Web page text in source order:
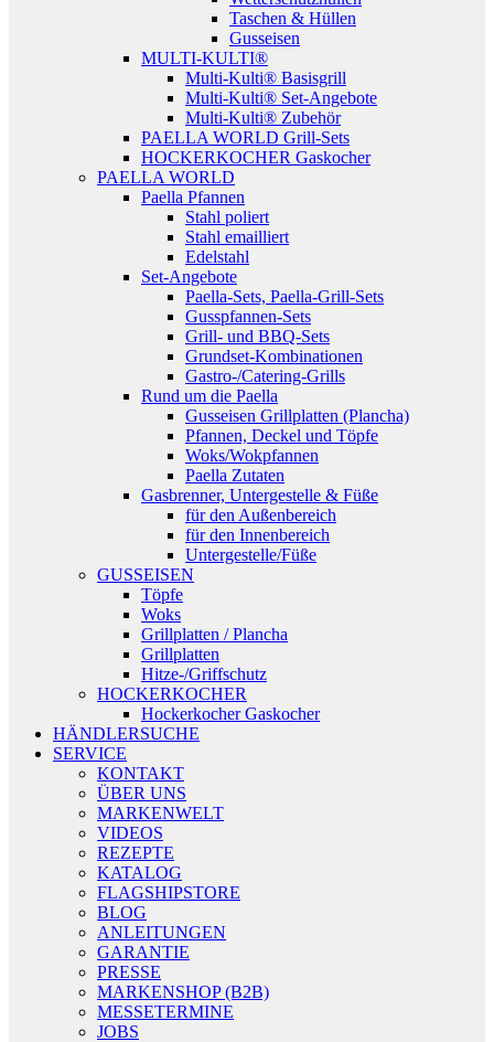
Taschen & Hüllen
Gusseisen
MULTI-KULTI®
Multi-Kulti® Basisgrill
Multi-Kulti® Set-Angebote
Multi-Kulti® Zubehör
PAELLA WORLD Grill-Sets
HOCKERKOCHER Gaskocher
PAELLA WORLD
Paella Pfannen
Stahl poliert
Stahl emailliert
Edelstahl
Set-Angebote
Paella-Sets, Paella-Grill-Sets
Gusspfannen-Sets
Grill- und BBQ-Sets
Grundset-Kombinationen
Gastro-/Catering-Grills
Rund um die Paella
Gusseisen Grillplatten (Plancha)
Pfannen, Deckel und Töpfe
Woks/Wokpfannen
Paella Zutaten
Gasbrenner, Untergestelle & Füße
für den Außenbereich
für den Innenbereich
Untergestelle/Füße
GUSSEISEN
Töpfe
Woks
Grillplatten / Plancha
Grillplatten
Hitze-/Griffschutz
HOCKERKOCHER
Hockerkocher Gaskocher
HÄNDLERSUCHE
SERVICE
KONTAKT
ÜBER UNS
MARKENWELT
VIDEOS
REZEPTE
KATALOG
FLAGSHIPSTORE
BLOG
ANLEITUNGEN
GARANTIE
PRESSE
MARKENSHOP (B2B)
MESSETERMINE
JOBS